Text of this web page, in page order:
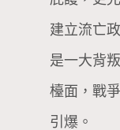
建立流亡
是一大背
檯面，戰
引爆。